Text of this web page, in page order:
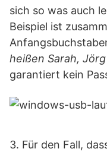
sich so was auch
Beispiel ist
heißen Sarah,
garantiert kein
3. Für den Fall,